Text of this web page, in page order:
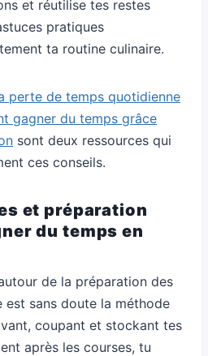
et réutilise tes restes
pratiques
ta routine culinaire.
perte de temps quotidienne
gagner du temps grâce
sont deux ressources qui
ces conseils.
et préparation
du temps en
de la préparation des
est sans doute la méthode
coupant et stockant tes
après les courses, tu